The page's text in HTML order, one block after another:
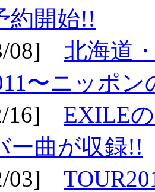
約開始!!
08] 北海道
〜ニッポ
16] EXILE
ー曲が収録!!
03]